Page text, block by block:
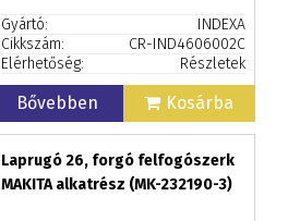
Gyártó:
INDEXA
Cikkszám:
CR-IND4606002C
Elérhetőség:
Részletek
Bővebben Kosárba
Laprugó 26, forgó felfogószerk
MAKITA alkatrész (MK-232190-3)